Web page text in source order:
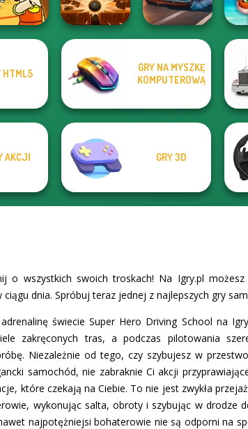
456 But
Cannon Balls 3D 3D Car Simulator
HTML5
GRY NA MYSZKĘ
KOMPUTEROWĄ
AKCJI GRY 3D
o wszystkich swoich troskach! Na Igry.pl możesz
dnia. Spróbuj teraz jednej z najlepszych gry
świecie Super Hero Driving School na
zakręconych tras, a podczas pilotowania
Niezależnie od tego, czy szybujesz w
samochód, nie zabraknie Ci akcji
które czekają na Ciebie. To nie jest zwykła
wykonując salta, obroty i szybując w drodze
najpotężniejsi bohaterowie nie są odporni na